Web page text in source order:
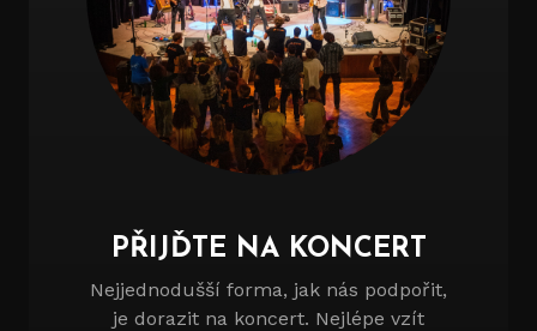
PŘIJĎTE NA KONCERT
Nejjednodušší forma, jak nás podpořit,
je dorazit na koncert. Nejlépe vzít